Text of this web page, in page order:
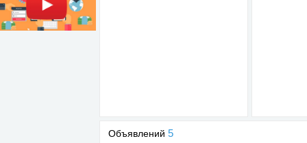
Объявлений 5